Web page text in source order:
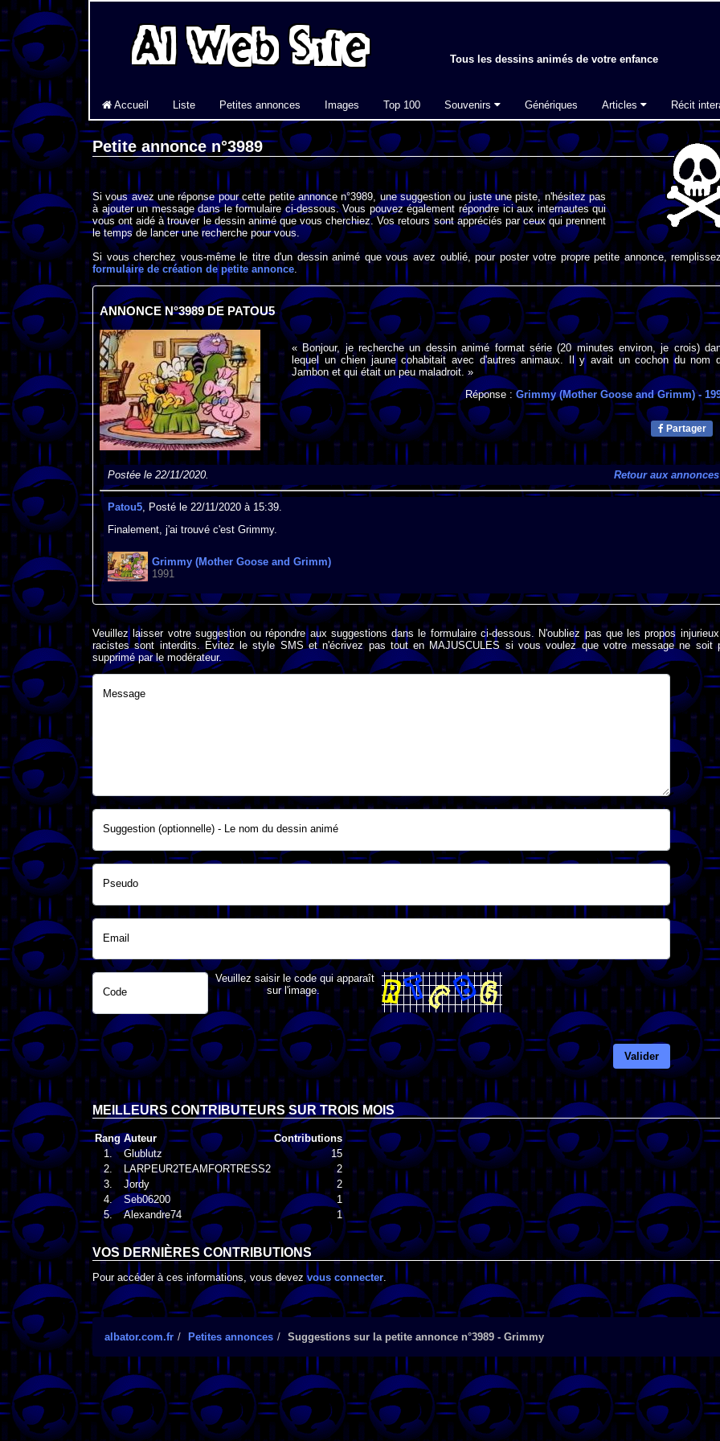
Tous les dessins animés de votre enfance
Accueil Liste Petites annonces Images Top 100 Souvenirs Génériques Articles Récit
Petite annonce n°3989
Si vous avez une réponse pour cette petite annonce n°3989, une suggestion ou juste une piste, n'hésitez pas
à ajouter un message dans le formulaire ci-dessous. Vous pouvez également répondre ici aux internautes qui
vous ont aidé à trouver le dessin animé que vous cherchiez. Vos retours sont appréciés par ceux qui prennent
le temps de lancer une recherche pour vous.
Si vous cherchez vous-même le titre d'un dessin animé que vous avez oublié, pour poster votre propre petite annonce,
formulaire de création de petite annonce.
ANNONCE N°3989 DE PATOU5
« Bonjour, je recherche un dessin animé format série (20 minutes environ, je crois)
lequel un chien jaune cohabitait avec d'autres animaux. Il y avait un cochon du nom
Jambon et qui était un peu maladroit. »
Réponse :Grimmy (Mother Goose and Grimm)-
Partager
Postée le 22/11/2020. Retour aux annonces
Patou5, Posté le 22/11/2020 à 15:39.
Finalement, j'ai trouvé c'est Grimmy.
Grimmy (Mother Goose and Grimm)
1991
Veuillez laisser votre suggestion ou répondre aux suggestions dans le formulaire ci-dessous. N'oubliez pas que les propos
racistes sont interdits. Evitez le style SMS et n'écrivez pas tout en MAJUSCULES si vous voulez que votre message ne soit
supprimé par le modérateur.
Message
Suggestion (optionnelle) - Le nom du dessin animé
Pseudo
Email
Code
Veuillez saisir le code qui apparaît
sur l'image.
Valider
MEILLEURS CONTRIBUTEURS SUR TROIS MOIS
Rang Auteur
Contributions
1.
Glublutz
15
2.
LARPEUR2TEAMFORTRESS2
2
3.
Jordy
2
4.
Seb06200
1
5.
Alexandre74 1
VOS DERNIÈRES CONTRIBUTIONS
Pour accéder à ces informations, vous devezvous connecter.
albator.com.fr Petites annonces Suggestions sur la petite annonce n°3989 - Grimmy